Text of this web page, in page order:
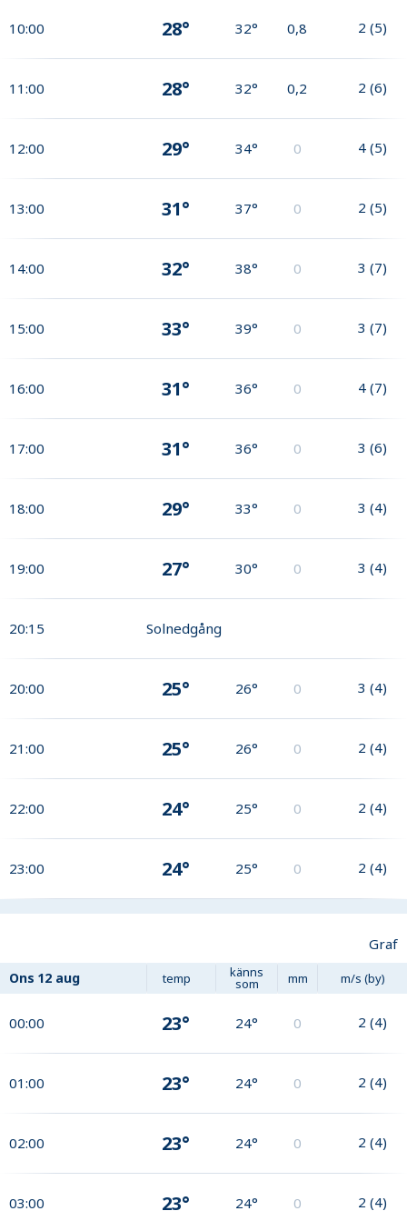
10:00 28° 32° 0,8 2 (5)
11:00 28° 32° 0,2 2 (6)
12:00 29° 34° 0 4 (5)
13:00 31° 37° 0 2 (5)
14:00 32° 38° 0 3 (7)
15:00 33° 39° 0 3 (7)
16:00 31° 36° 0 4 (7)
17:00 31° 36° 0 3 (6)
18:00 29° 33° 0 3 (4)
19:00 27° 30° 0 3 (4)
20:15 Solnedgång
20:00 25° 26° 0 3 (4)
21:00 25° 26° 0 2 (4)
22:00 24° 25° 0 2 (4)
23:00 24° 25° 0 2 (4)
Graf
Ons 12 aug temp känns
som mm m/s (by)
00:00 23° 24° 0 2 (4)
01:00 23° 24° 0 2 (4)
02:00 23° 24° 0 2 (4)
03:00 23° 24° 0 2 (4)